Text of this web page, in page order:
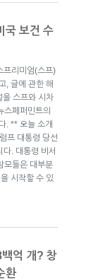
국 보건 수
프리미엄(스프)
, 글에 관한 해
을 스프와 시차
스페퍼민트의
. ** 오늘 소개
프 대통령 당선
. 대통령 비서
모들은 대부분
시작할 수 있
억 개? 창
환